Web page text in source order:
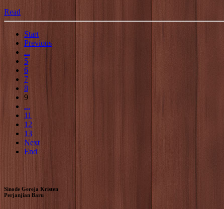
Read
Start
Previous
...
5
6
7
8
9
...
11
12
13
Next
End
Sinode Gereja Kristen
Perjanjian Baru